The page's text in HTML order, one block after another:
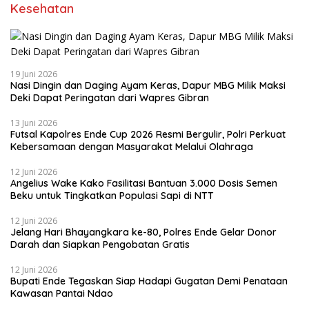
Kesehatan
19 Juni 2026
Nasi Dingin dan Daging Ayam Keras, Dapur MBG Milik Maksi
Deki Dapat Peringatan dari Wapres Gibran
13 Juni 2026
Futsal Kapolres Ende Cup 2026 Resmi Bergulir, Polri Perkuat
Kebersamaan dengan Masyarakat Melalui Olahraga
12 Juni 2026
Angelius Wake Kako Fasilitasi Bantuan 3.000 Dosis Semen
Beku untuk Tingkatkan Populasi Sapi di NTT
12 Juni 2026
Jelang Hari Bhayangkara ke-80, Polres Ende Gelar Donor
Darah dan Siapkan Pengobatan Gratis
12 Juni 2026
Bupati Ende Tegaskan Siap Hadapi Gugatan Demi Penataan
Kawasan Pantai Ndao